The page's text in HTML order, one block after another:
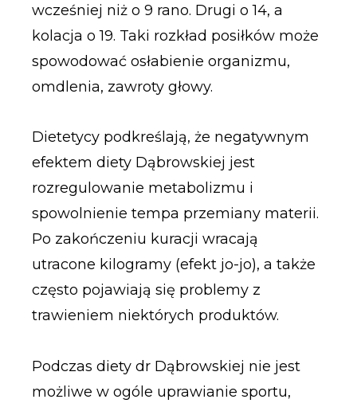
wcześniej niż o 9 rano. Drugi o 14, a
kolacja o 19. Taki rozkład posiłków może
spowodować osłabienie organizmu,
omdlenia, zawroty głowy.
Dietetycy podkreślają, że negatywnym
efektem diety Dąbrowskiej jest
rozregulowanie metabolizmu i
spowolnienie tempa przemiany materii.
Po zakończeniu kuracji wracają
utracone kilogramy (efekt jo-jo), a także
często pojawiają się problemy z
trawieniem niektórych produktów.
Podczas diety dr Dąbrowskiej nie jest
możliwe w ogóle uprawianie sportu,